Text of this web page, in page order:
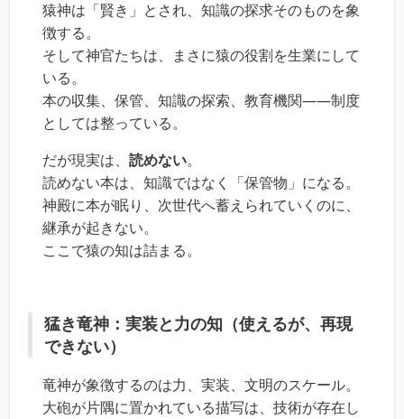
猿神は「賢き」とされ、知識の探求そのものを象
徴する。
そして神官たちは、まさに猿の役割を生業にして
いる。
本の収集、保管、知識の探索、教育機関――制度
としては整っている。
だが現実は、 読めない。
読めない本は、知識ではなく「保管物」になる。
神殿に本が眠り、次世代へ蓄えられていくのに、
継承が起きない。
ここで猿の知は詰まる。
猛き竜神：実装と力の知（使えるが、再現
できない）
竜神が象徴するのは力、実装、文明のスケール。
大砲が片隅に置かれている描写は、技術が存在し